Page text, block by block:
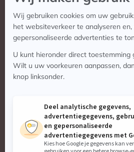
Contact
Contact
Vragen? Bekijk de contactpagina
Stuur ons een e-mail:
info@zaterdagmatinee.nl